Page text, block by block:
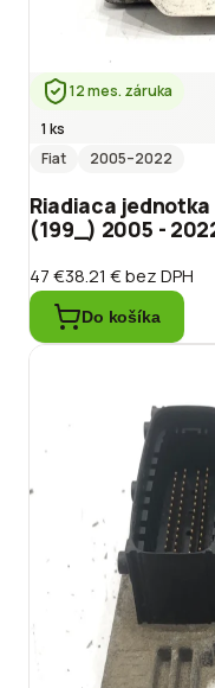
12 mes. záruka
1 ks
Fiat
2005–2022
Riadiaca
(199_) 2005 -
47 €38.21 €bez DPH
Do košíka